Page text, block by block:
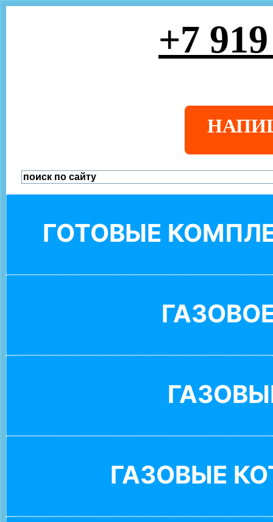
+7
ГОТОВЫЕ
ГАЗОВЫЕ